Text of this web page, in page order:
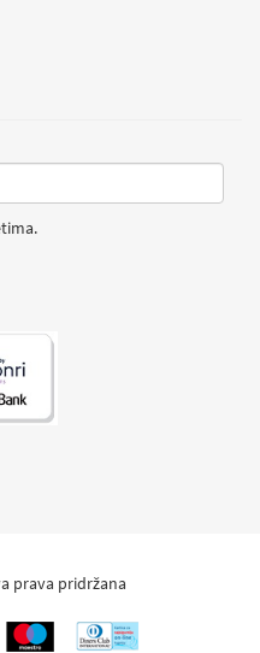
prava pridržana